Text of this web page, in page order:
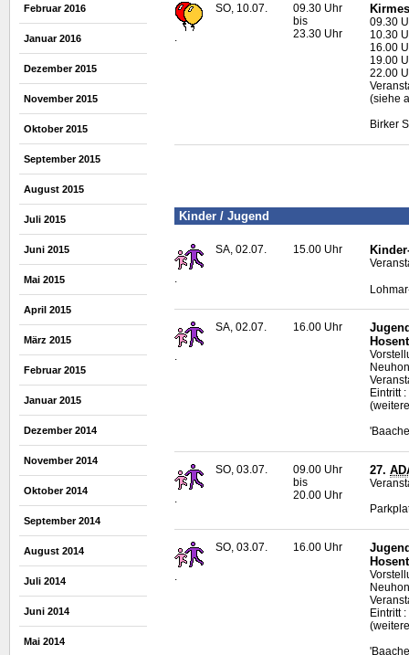
Februar 2016
Januar 2016
Dezember 2015
November 2015
Oktober 2015
September 2015
August 2015
Juli 2015
Juni 2015
Mai 2015
April 2015
März 2015
Februar 2015
Januar 2015
Dezember 2014
November 2014
Oktober 2014
September 2014
August 2014
Juli 2014
Juni 2014
Mai 2014
.
SO, 10.07.
09.30 Uhr
bis
23.30 Uhr
09.30
10.30
16.00
19.00
22.00
(siehe
Birker
Kinder / Jugend
.
SA, 02.07. 15.00 Uhr
.
SA, 02.07. 16.00 Uhr
Eintritt
SO, 03.07.
09.00 Uhr
bis
20.00 Uhr
27.
SO, 03.07. 16.00 Uhr
Eintritt